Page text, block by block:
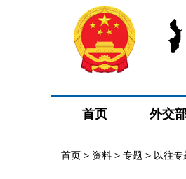
首页 外交
首页 > 资料 > 专题 > 以往专